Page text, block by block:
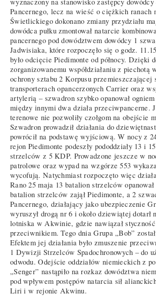
Pancernego, lecz na wieść o ciężkich ranach
Świetlickiego dokonano zmiany przydziału
dowódca pułku zmontował natarcie
pancernego pod dowództwem dowódcy 1
Jadwisiaka, które rozpoczęło się o godz.
było odcięcie Piedimonte od północy. Dzięki
zorganizowanemu współdziałaniu z piechotą
ochrony sztabu 2 Korpusu przemieszczającej
transporterach opancerzonych Carrier oraz
artylerią – szwadron szybko opanował
między innymi dwa działa przeciwpancerne.
terenowe nie pozwoliły czołgom na obejście
Szwadron prowadził działania do
powrócił na podstawę wyjściową. W nocy z
rejon Piedimonte podeszły pododdziały 13 i
strzelców z 5 KDP. Prowadzone jeszcze w
patrolowe oraz wypad na wzgórze 553
wycofują. Natychmiast rozpoczęto więc
Rano 25 maja 13 batalion strzelców
batalion strzelców zajął Piedimonte, a 2
Pancernego, działający jako ubezpieczenie
wyruszył drogą nr 6 i około dziewiątej dotarł
lotniska w Akwinie, gdzie nawiązał
przeciwnikiem. Tego dnia Grupa „Bob”
Efektem jej działania było zmuszenie
1 Dywizji Strzelców Spadochronowych – do
odwodu. Odejście oddziałów niemieckich z
„Senger” nastąpiło na rozkaz dowództwa
pod wpływem postępów natarcia sił
Liri i w rejonie Akwinu.